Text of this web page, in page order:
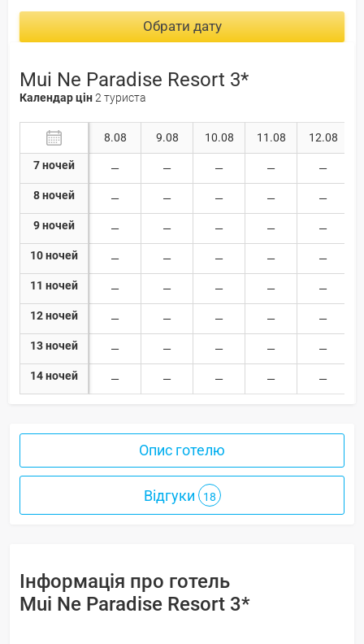
Обрати дату
Mui Ne Paradise Resort 3*
Календар цін2 туриста
7 ночей
8 ночей
9 ночей
10 ночей
11 ночей
12 ночей
13 ночей
14 ночей
8.08 9.08 10.08 11.08 12.08
Опис готелю
Відгуки 18
Інформація про готель
Mui Ne Paradise Resort 3*